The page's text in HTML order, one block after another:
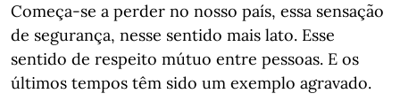
Começa-se a perder no nosso país, essa sensação
de segurança, nesse sentido mais lato. Esse
sentido de respeito mútuo entre pessoas. E os
últimos tempos têm sido um exemplo agravado.